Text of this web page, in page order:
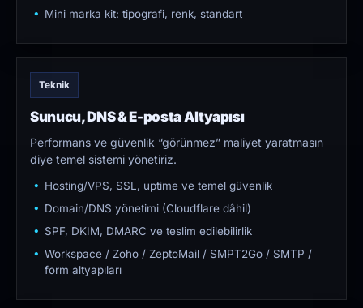
Mini marka kit: tipografi, renk, standart
Teknik
Sunucu, DNS & E-posta Altyapısı
Performans ve güvenlik “görünmez” maliyet yaratmasın
diye temel sistemi yönetiriz.
Hosting/VPS, SSL, uptime ve temel güvenlik
Domain/DNS yönetimi (Cloudflare dâhil)
SPF, DKIM, DMARC ve teslim edilebilirlik
Workspace / Zoho / ZeptoMail / SMPT2Go / SMTP /
form altyapıları